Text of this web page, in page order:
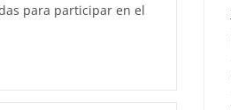
para participar en el